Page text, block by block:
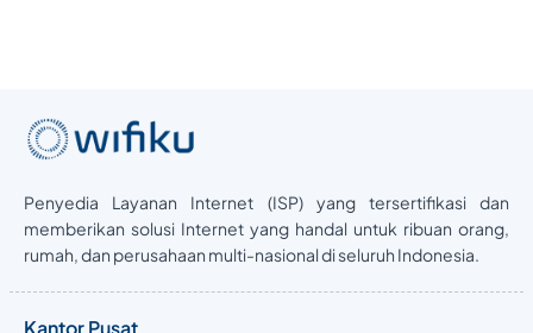
Penyedia Layanan Internet (ISP) yang tersertifikasi dan
memberikan solusi Internet yang handal untuk ribuan orang,
rumah, dan perusahaan multi-nasional di seluruh Indonesia.
Kantor Pusat